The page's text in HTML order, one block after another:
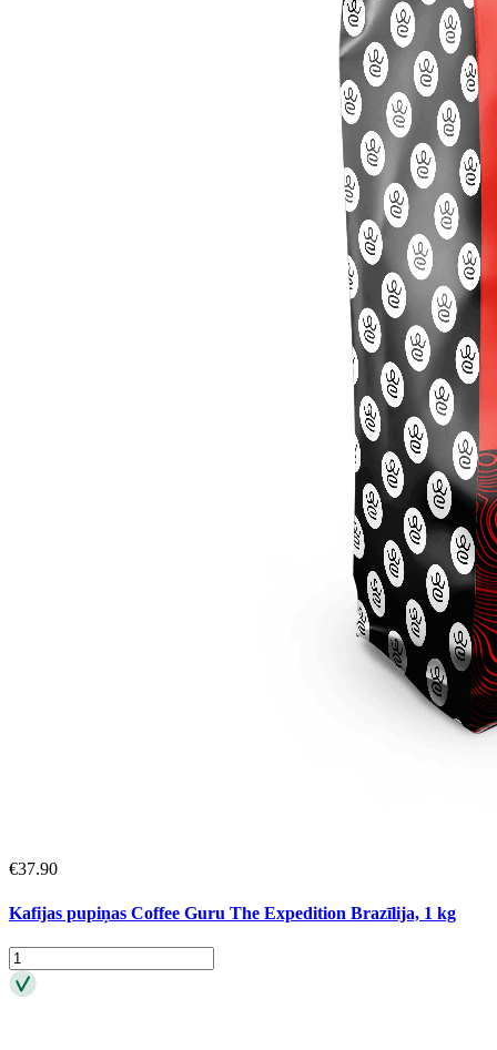
€37.90
Kafijas pupiņas Coffee Guru The Expedition Brazīlija, 1 kg